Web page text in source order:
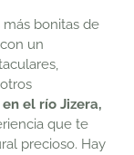
más bonitas de
un
el río Jizera,
que te
precioso. Hay